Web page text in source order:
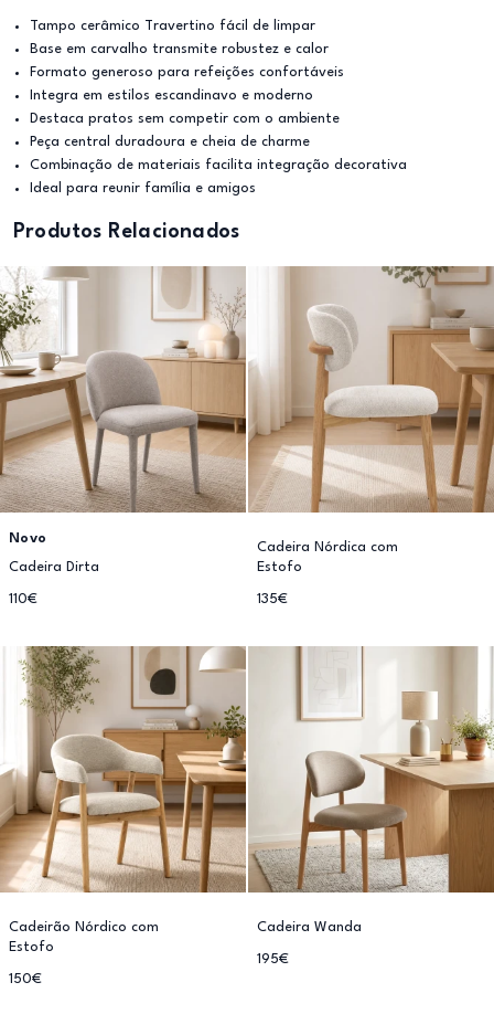
Tampo cerâmico Travertino fácil de limpar
Base em carvalho transmite robustez e calor
Formato generoso para refeições confortáveis
Integra em estilos escandinavo e moderno
Destaca pratos sem competir com o ambiente
Peça central duradoura e cheia de charme
Combinação de materiais facilita integração decorativa
Ideal para reunir família e amigos
Produtos Relacionados
Novo
Cadeira Dirta
110€
Cadeira Nórdica com
Estofo
135€
Cadeirão Nórdico com
Estofo
150€
Cadeira Wanda
195€